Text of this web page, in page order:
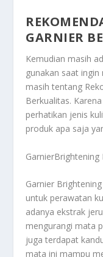
GARNIER
Kemudian masih
gunakan saat
masih tentang
Berkualitas.
perhatikan jenis
produk apa saja
GarnierBrightening
Garnier
untuk perawatan
adanya ekstrak
mengurangi mata
juga terdapat
mata ini mampu